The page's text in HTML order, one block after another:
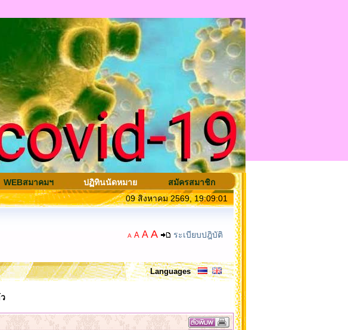
WEBสมาคมฯ ปฏิทินนัดหมาย
สมัครสมาชิก
09 สิงหาคม 2569, 19:09:01
A A A A ระเบียบปฎิบัติ
Languages